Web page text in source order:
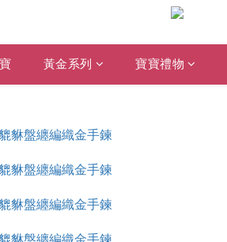
黃金系列 寶寶禮物